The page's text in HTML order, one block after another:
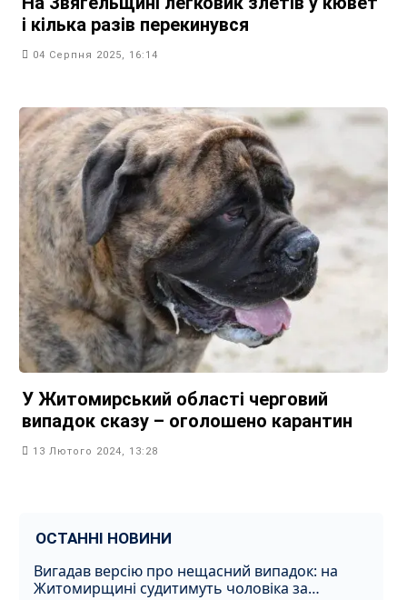
і кілька разів перекинувся
04 Серпня 2025, 16:14
У Житомирський області черговий
випадок сказу – оголошено карантин
13 Лютого 2024, 13:28
ОСТАННІ НОВИНИ
Вигадав версію про нещасний випадок: на
Житомирщині судитимуть чоловіка за